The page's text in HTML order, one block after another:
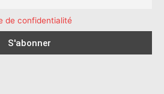
de confidentialité